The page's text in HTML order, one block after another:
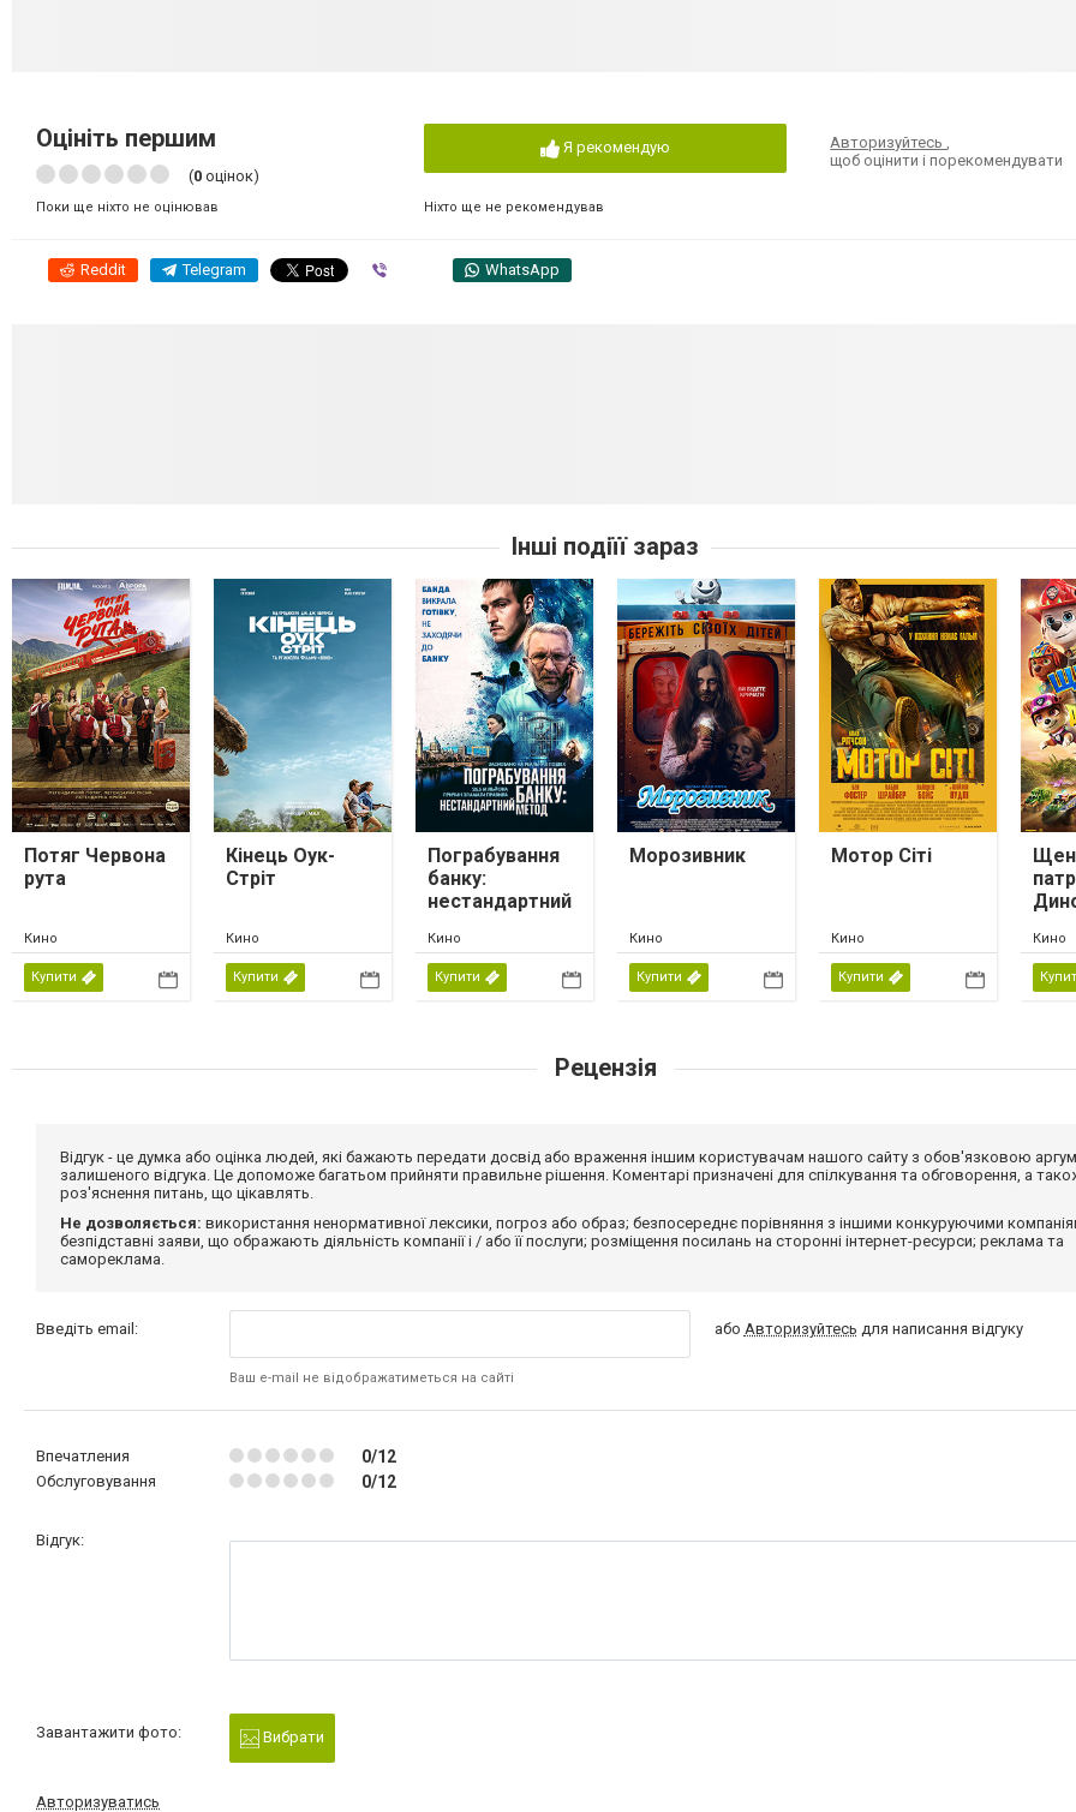
Оцініть першим
(0 оцінок)
Поки ще ніхто не оцінював
Я рекомендую
Ніхто ще не рекомендував
Авторизуйтесь,
щоб оцінити і порекомендувати
Reddit Telegram WhatsApp
Інші подіїї зараз
Потяг Червона
рута
Кино
Купити
Кінець Оук-
Стріт
Кино
Купити
Пограбування
банку:
нестандартний
Кино
Купити
Морозивник
Кино
Купити
Мотор Сіті
Кино
Купити
Кино
Рецензія
Відгук - це думка або оцінка людей, які бажають передати досвід або враження іншим користувачам нашого сайту з обов'язковою
залишеного відгука. Це допоможе багатьом прийняти правильне рішення. Коментарі призначені для спілкування та обговорення, а
роз'яснення питань, що цікавлять.
Не дозволяється: використання ненормативної лексики, погроз або образ; безпосереднє порівняння з іншими конкуруючими
безпідставні заяви, що ображають діяльність компанії і / або її послуги; розміщення посилань на сторонні інтернет-ресурси; реклама та
самореклама.
Введіть email:
Ваш e-mail не відображатиметься на сайті
або Авторизуйтесь для написання відгуку
Впечатления 0/12
Обслуговування 0/12
Відгук:
Завантажити фото: Вибрати
Авторизуватись